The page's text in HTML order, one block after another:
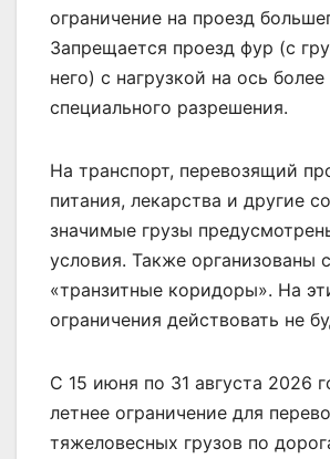
ограничение на проезд
Запрещается проезд фур (с
него) с нагрузкой на ось
специального разрешения.
На транспорт, перевозящий
питания, лекарства и другие
значимые грузы
условия. Также организованы
«транзитные коридоры». На
ограничения действовать не
С 15 июня по 31 августа 2026
летнее ограничение для
тяжеловесных грузов по